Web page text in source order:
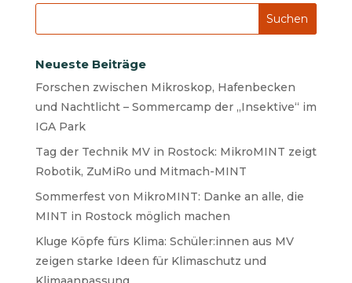
Neueste Beiträge
Forschen zwischen Mikroskop, Hafenbecken
und Nachtlicht – Sommercamp der „Insektive“ im
IGA Park
Tag der Technik MV in Rostock: MikroMINT zeigt
Robotik, ZuMiRo und Mitmach-MINT
Sommerfest von MikroMINT: Danke an alle, die
MINT in Rostock möglich machen
Kluge Köpfe fürs Klima: Schüler:innen aus MV
zeigen starke Ideen für Klimaschutz und